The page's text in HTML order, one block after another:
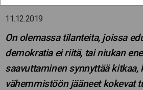
11.12.2019
On olemassa tilanteita, joissa
demokratia ei riitä, tai niukan
saavuttaminen synnyttää kitkaa,
vähemmistöön jääneet kokevat